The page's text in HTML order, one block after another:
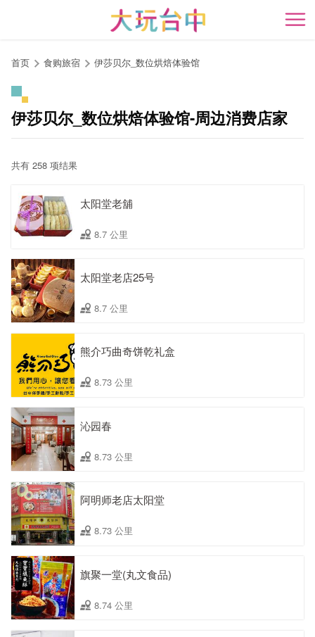
开
首页 食购旅宿 伊莎贝尔_数位烘焙体验馆
伊莎贝尔_数位烘焙体验馆-周边消费店家
共有 258 项结果
太阳堂老舖
8.7 公里
太阳堂老店25号
8.7 公里
熊介巧曲奇饼乾礼盒
8.73 公里
沁园春
8.73 公里
阿明师老店太阳堂
8.73 公里
旗聚一堂(丸文食品)
8.74 公里